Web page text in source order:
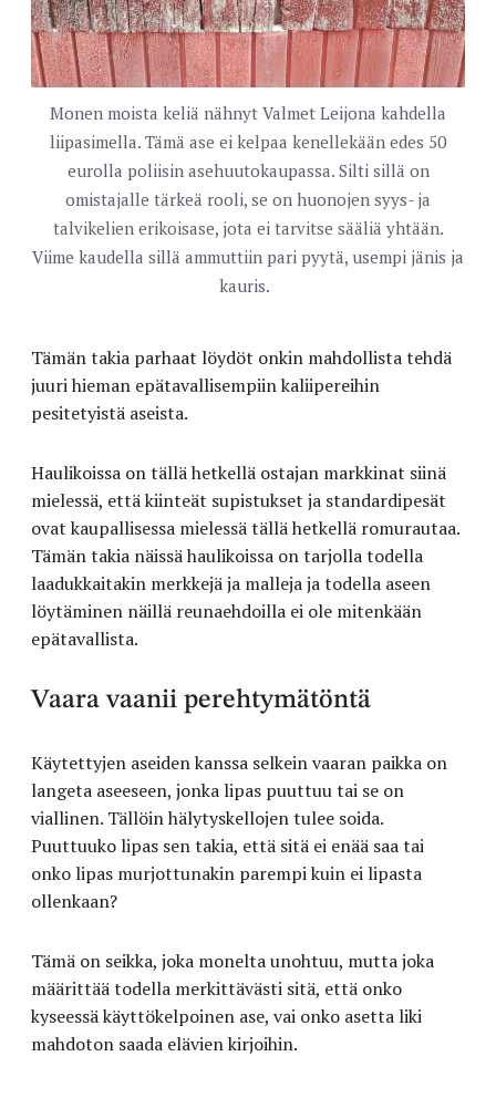
Monen moista keliä nähnyt Valmet Leijona kahdella
liipasimella. Tämä ase ei kelpaa kenellekään edes 50
eurolla poliisin asehuutokaupassa. Silti sillä on
omistajalle tärkeä rooli, se on huonojen syys- ja
talvikelien erikoisase, jota ei tarvitse sääliä yhtään.
Viime kaudella sillä ammuttiin pari pyytä, usempi jänis ja
kauris.
Tämän takia parhaat löydöt onkin mahdollista tehdä
juuri hieman epätavallisempiin kaliipereihin
pesitetyistä aseista.
Haulikoissa on tällä hetkellä ostajan markkinat siinä
mielessä, että kiinteät supistukset ja standardipesät
ovat kaupallisessa mielessä tällä hetkellä romurautaa.
Tämän takia näissä haulikoissa on tarjolla todella
laadukkaitakin merkkejä ja malleja ja todella aseen
löytäminen näillä reunaehdoilla ei ole mitenkään
epätavallista.
Vaara vaanii perehtymätöntä
Käytettyjen aseiden kanssa selkein vaaran paikka on
langeta aseeseen, jonka lipas puuttuu tai se on
viallinen. Tällöin hälytyskellojen tulee soida.
Puuttuuko lipas sen takia, että sitä ei enää saa tai
onko lipas murjottunakin parempi kuin ei lipasta
ollenkaan?
Tämä on seikka, joka monelta unohtuu, mutta joka
määrittää todella merkittävästi sitä, että onko
kyseessä käyttökelpoinen ase, vai onko asetta liki
mahdoton saada elävien kirjoihin.